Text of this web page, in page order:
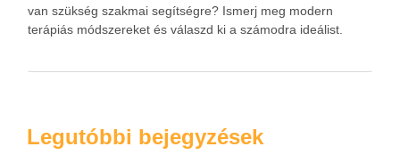
van szükség szakmai segítségre? Ismerj meg modern
terápiás módszereket és válaszd ki a számodra ideálist.
Legutóbbi bejegyzések